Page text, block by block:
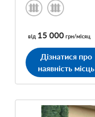
від 15 000 грн/місяц
Дізнатися про
наявність місць